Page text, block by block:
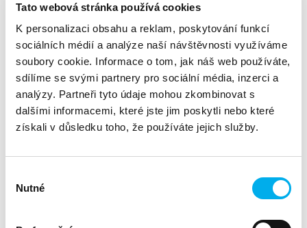
Tato webová stránka používá cookies
K personalizaci obsahu a reklam, poskytování funkcí
sociálních médií a analýze naší návštěvnosti využíváme
soubory cookie. Informace o tom, jak náš web používáte,
sdílíme se svými partnery pro sociální média, inzerci a
analýzy. Partneři tyto údaje mohou zkombinovat s
dalšími informacemi, které jste jim poskytli nebo které
získali v důsledku toho, že používáte jejich služby.
souhlasu
Nutné
Vážení obchodní partneři,
zveme vás na sérii webinářů, během které vám postupně
představíme kompletní produktové portfolio Fortinet. V
každém webináři se zaměříme na specifické produkty a jejich
výhody, které vám pomohou zefektivnit zabezpečení vaší
infrastruktury. Připojte se k nám a zjistěte, jak můžete zlepšit
ochranu vaší organizace s nejmodernějšími bezpečnostními
řešeními.
produkty FortiManager, FortiAnalyzer, FortiSIEM a
FortiSOAR. Řešení, která slouží ke komplexní správě, analýze,
detekci a automatizaci bezpečnostních událostí v síťovém